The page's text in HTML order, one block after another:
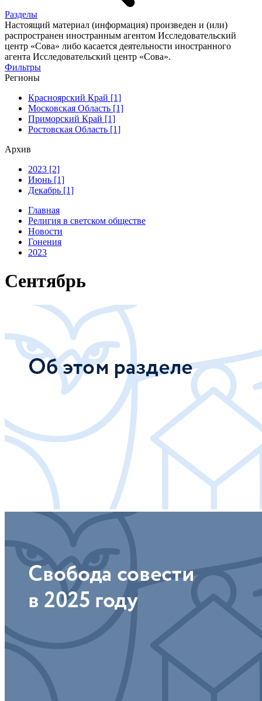
Разделы
Настоящий материал (информация) произведен и (или)
распространен иностранным агентом Исследовательский
центр «Сова» либо касается деятельности иностранного
агента Исследовательский центр «Сова».
Фильтры
Регионы
Красноярский Край [1]
Московская Область [1]
Приморский Край [1]
Ростовская Область [1]
Архив
2023 [2]
Июнь [1]
Декабрь [1]
Главная
Религия в светском обществе
Новости
Гонения
2023
Сентябрь